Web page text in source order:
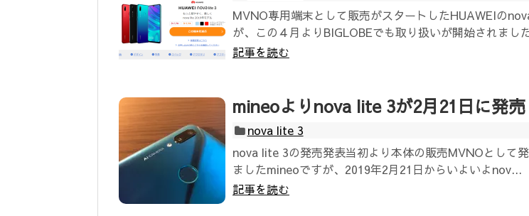
MVNO専用端末として販売がスタートしたHUAWEIの
が、この４月よりBIGLOBEでも取り扱いが開始されまし
記事を読む
mineoよりnova lite 3が2月21日に発売
nova lite 3
nova lite 3の発売発表当初より本体の販売MVNOとして
ましたmineoですが、2019年2月21日からいよいよnov...
記事を読む